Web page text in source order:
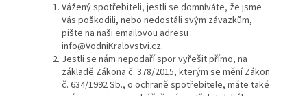
Vážený spotřebiteli, jestli se domníváte, že jsme
Vás poškodili, nebo nedostáli svým závazkům,
pište na naši emailovou adresu
info@VodniKralovstvi.cz.
Jestli se nám nepodaří spor vyřešit přímo, na
základě Zákona č. 378/2015, kterým se mění Zákon
č. 634/1992 Sb., o ochraně spotřebitele, máte také